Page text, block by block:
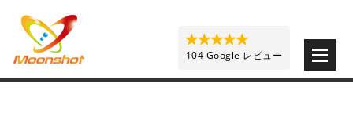
104 Google レビュー